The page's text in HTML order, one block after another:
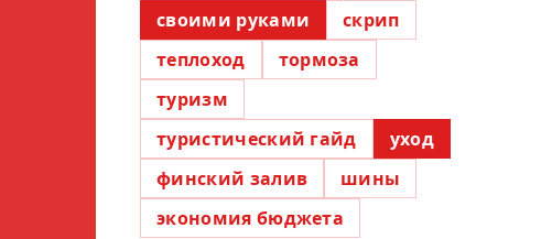
своими руками
скрип
теплоход
тормоза
туризм
туристический гайд
уход
финский залив
шины
экономия бюджета